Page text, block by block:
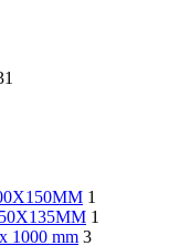
1
1
1000 mm 3